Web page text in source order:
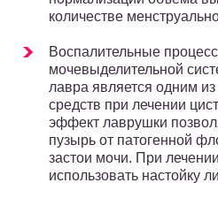
количестве
Воспалительные
мочевыделительной
лавра является одним
средств при лечении
эффект лаврушки
пузырь от патогенной
застои мочи. При
использовать настойку